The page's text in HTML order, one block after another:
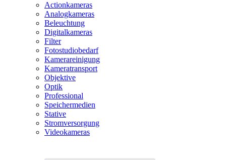
Actionkameras
Analogkameras
Beleuchtung
Digitalkameras
Filter
Fotostudiobedarf
Kamerareinigung
Kameratransport
Objektive
Optik
Professional
Speichermedien
Stative
Stromversorgung
Videokameras